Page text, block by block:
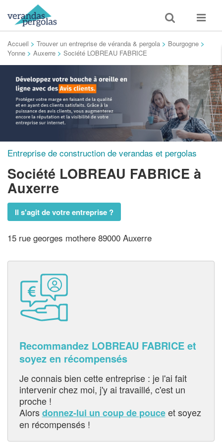
Toggle
search
Toggle
Accueil > Trouver un entreprise de véranda & pergola > Bourgogne >
Yonne > Auxerre > Société LOBREAU FABRICE
Entreprise de construction de verandas et pergolas
Société LOBREAU FABRICE à
Auxerre
Il s'agit de votre entreprise ?
15 rue georges mothere 89000 Auxerre
Recommandez LOBREAU FABRICE et
soyez en récompensés
Je connais bien cette entreprise : je l'ai fait
intervenir chez moi, j'y ai travaillé, c'est un
proche !
Alorsdonnez-lui un coup de pouceet soyez
en récompensés !